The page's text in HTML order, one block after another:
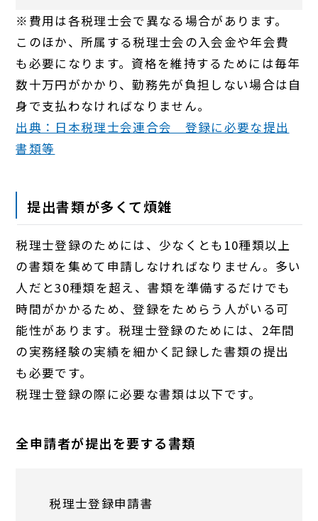
※費用は各税理士会で異なる場合があります。
このほか、所属する税理士会の入会金や年会費
も必要になります。資格を維持するためには毎年
数十万円がかかり、勤務先が負担しない場合は自
身で支払わなければなりません。
出典：日本税理士会連合会 登録に必要な提出
書類等
提出書類が多くて煩雑
税理士登録のためには、少なくとも10種類以上
の書類を集めて申請しなければなりません。多い
人だと30種類を超え、書類を準備するだけでも
時間がかかるため、登録をためらう人がいる可
能性があります。税理士登録のためには、2年間
の実務経験の実績を細かく記録した書類の提出
も必要です。
税理士登録の際に必要な書類は以下です。
全申請者が提出を要する書類
税理士登録申請書